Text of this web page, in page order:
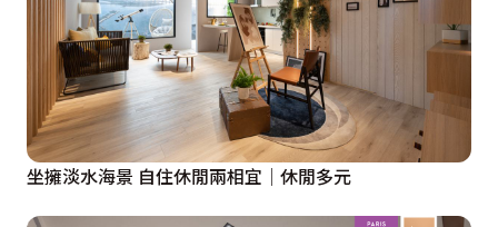
坐擁淡水海景 自住休閒兩相宜│休閒多元